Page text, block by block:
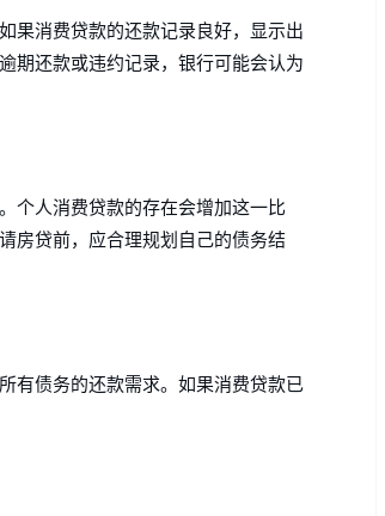
果消费贷款的还款记录良好，显示出
期还款或违约记录，银行可能会认为
个人消费贷款的存在会增加这一比
房贷前，应合理规划自己的债务结
有债务的还款需求。如果消费贷款已